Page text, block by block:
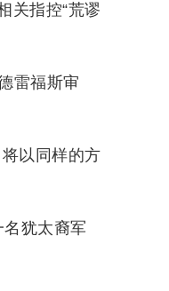
关指控“荒谬
雷福斯审
以同样的方
犹太裔军